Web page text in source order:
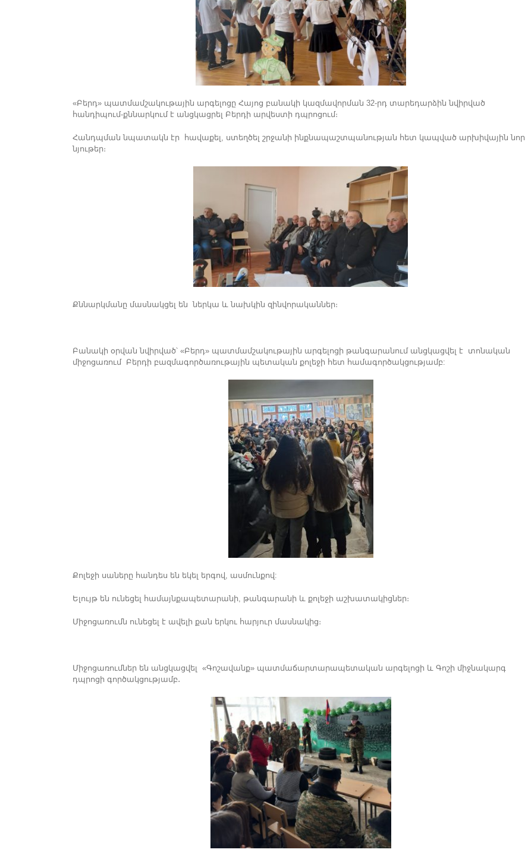
«Բերդ» պատմամշակութային արգելոցը Հայոց բանակի կազմավորման 32-րդ տարեդարձին նվիրված
հանդիպում-քննարկում է անցկացրել Բերդի արվեստի դպրոցում։
Հանդպման նպատակն էր հավաքել, ստեղծել շրջանի ինքնապաշտպանության հետ կապված արխիվային նոր
նյութեր։
Քննարկմանը մասնակցել են ներկա և նախկին զինվորականներ։
Բանակի օրվան նվիրված՝ «Բերդ» պատմամշակութային արգելոցի թանգարանում անցկացվել է տոնական
միջոցառում Բերդի բազմագործառութային պետական քոլեջի հետ համագործակցությամբ:
Քոլեջի սաները հանդես են եկել երգով, ասմունքով:
Ելույթ են ունեցել համայնքապետարանի, թանգարանի և քոլեջի աշխատակիցներ։
Միջոցառումն ունեցել է ավելի քան երկու հարյուր մասնակից։
Միջոցառումներ են անցկացվել «Գոշավանք» պատմաճարտարապետական արգելոցի և Գոշի միջնակարգ
դպրոցի գործակցությամբ․